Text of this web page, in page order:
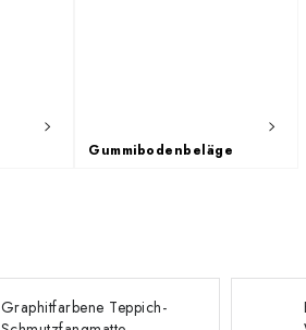
Gummibodenbeläge
Graphitfarbene Teppich-